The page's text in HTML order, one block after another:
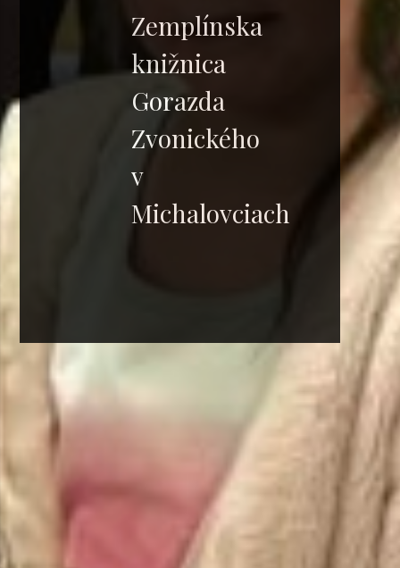
Zemplínska
knižnica
Gorazda
Zvonického
v
Michalovciach